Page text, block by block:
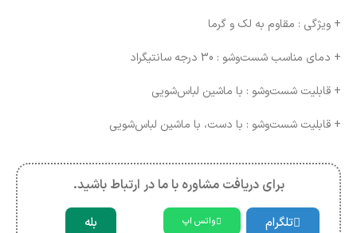
+ ویژگی : مقاوم به لک و گرما
+ دمای مناسب شست‌وشو : 30 درجه سانتیگراد
+ قابلیت شست‌وشو : با ماشین لباس‌شویی
+ قابلیت شست‌وشو : با دست، با ماشین لباس‌شویی
برای دریافت مشاوره با ما در ارتباط باشید.
تلگرام واتس اپ بله